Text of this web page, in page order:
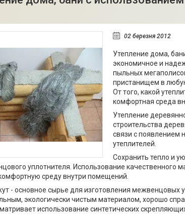
02 березня 2012
Утепление дома,
экономичное и
пыльных
пристанищем в
От того, какой
комфортная среда
Утепление
строительства
связи с появлением
утеплителей.
Сохранить тепло и
уплотнителя. Использование качественного
среду внутри помещений.
- основное сырье для изготовления межвенцовых
экологически чистым материалом, хорошо
использование синтетических